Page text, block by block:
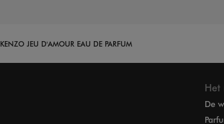
KENZO JEU D'AMOUR EAU DE PARFUM
Het
De